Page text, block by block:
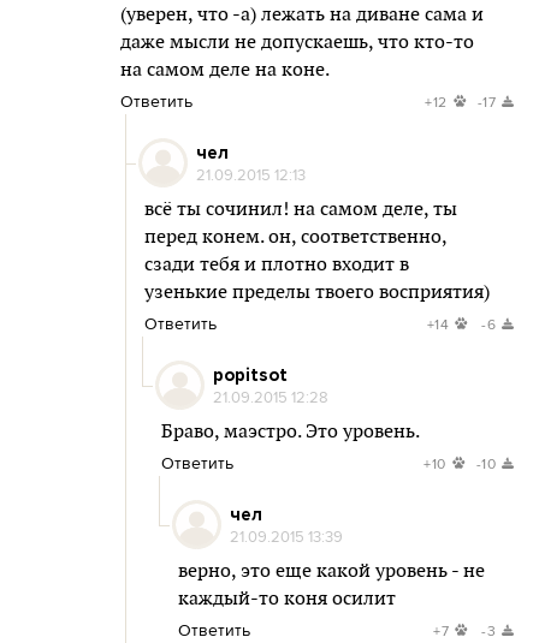
(уверен, что -а) лежать на диване сама и
даже мысли не допускаешь, что кто-то
на самом деле на коне.
Ответить +12 -17
чел
21.09.2015 12:13
всё ты сочинил! на самом деле, ты
перед конем. он, соответственно,
сзади тебя и плотно входит в
узенькие пределы твоего восприятия)
Ответить +14 -6
popitsot
21.09.2015 12:28
Браво, маэстро. Это уровень.
Ответить +10 -10
чел
21.09.2015 13:39
верно, это еще какой уровень - не
каждый-то коня осилит
Ответить +7 -3